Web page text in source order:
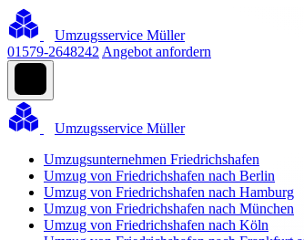
Umzugsservice Müller
01579-2648242 Angebot anfordern
Umzugsservice Müller
Umzugsunternehmen Friedrichshafen
Umzug von Friedrichshafen nach Berlin
Umzug von Friedrichshafen nach Hamburg
Umzug von Friedrichshafen nach München
Umzug von Friedrichshafen nach Köln